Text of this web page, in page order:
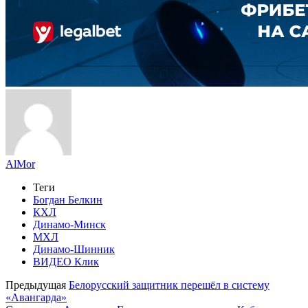
AlMor
Теги
Богдан Белкин
КХЛ
Динамо-Минск
МХЛ
Динамо-Шинник
ВИДЕО Клик
Предыдущая Белорусский защитник перешёл в систему
«Авангарда»